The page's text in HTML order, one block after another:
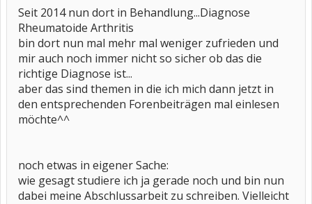
Seit 2014 nun dort in Behandlung...Diagnose
Rheumatoide Arthritis
bin dort nun mal mehr mal weniger zufrieden und
mir auch noch immer nicht so sicher ob das die
richtige Diagnose ist...
aber das sind themen in die ich mich dann jetzt in
den entsprechenden Forenbeiträgen mal einlesen
möchte^^
noch etwas in eigener Sache:
wie gesagt studiere ich ja gerade noch und bin nun
dabei meine Abschlussarbeit zu schreiben. Vielleicht